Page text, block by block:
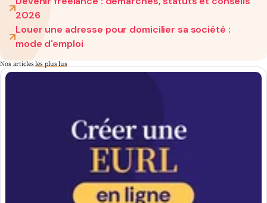
2026
Louer une adresse pour domicilier sa société :
mode d'emploi
Nos articlesles plus lus